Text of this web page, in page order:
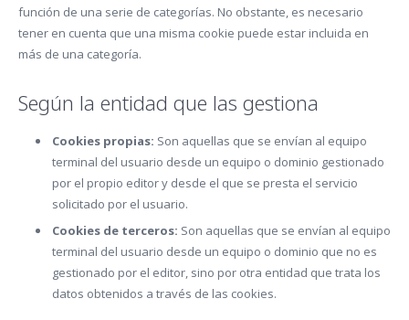
función de una serie de categorías. No obstante, es necesario
tener en cuenta que una misma cookie puede estar incluida en
más de una categoría.
Según la entidad que las gestiona
Cookies propias: Son aquellas que se envían al equipo
terminal del usuario desde un equipo o dominio gestionado
por el propio editor y desde el que se presta el servicio
solicitado por el usuario.
Cookies de terceros: Son aquellas que se envían al equipo
terminal del usuario desde un equipo o dominio que no es
gestionado por el editor, sino por otra entidad que trata los
datos obtenidos a través de las cookies.